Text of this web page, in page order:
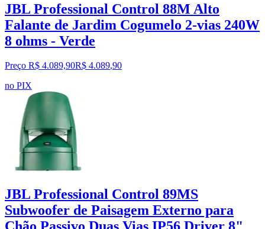
JBL Professional Control 88M Alto
Falante de Jardim Cogumelo 2-vias 240W
8 ohms - Verde
Preço R$ 4.089,90R$ 4.089,90
no PIX
JBL Professional Control 89MS
Subwoofer de Paisagem Externo para